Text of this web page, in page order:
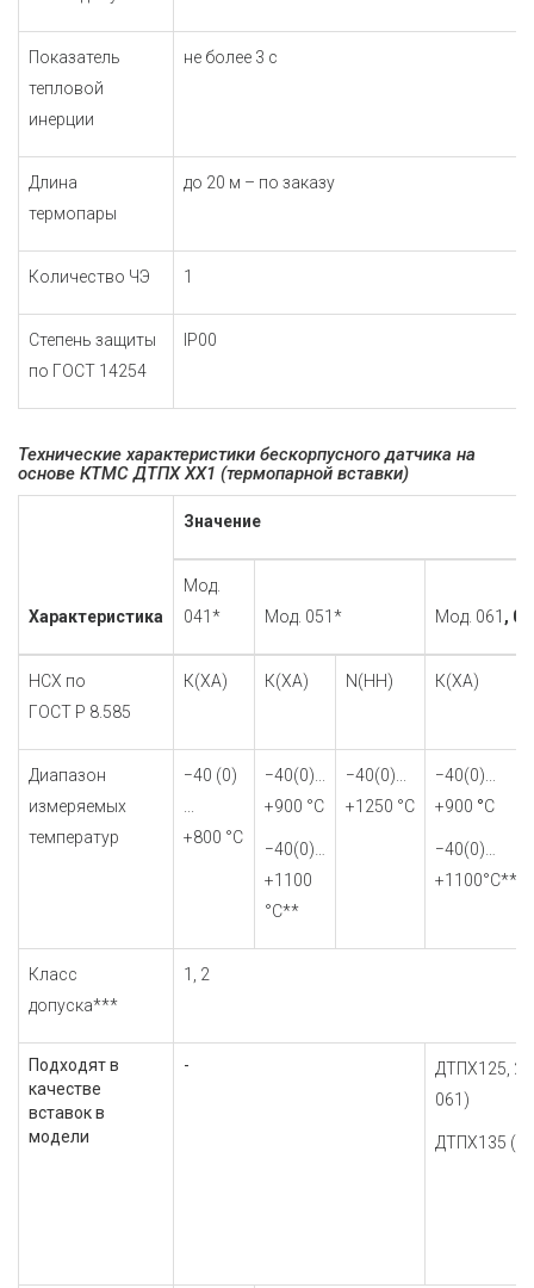
Показатель
тепловой
инерции
не более 3 с
Длина
термопары
до 20 м – по заказу
Количество ЧЭ 1
Степень защиты
по ГОСТ 14254
IP00
Технические характеристики бескорпусного датчика на
основе КТМС ДТПХ ХХ1 (термопарной вставки)
Характеристика
Значение
Мод.
041*
Мод. 051* Мод. 061 ,
НСХ по
ГОСТ Р 8.585
К(ХА) К(ХА) N(НН) К(ХА)
Диапазон
измеряемых
температур
−40 (0)
+800 °С
−40(0)...
+900 °С
−40(0)…
+1100
°С**
−40(0)...
+1250 °С
−40(0)...
+900 °С
−40(0)…
+1100°С**
Класс
допуска***
1, 2
Подходят в
качестве
вставок в
модели
-
ДТПХ125,
061)
ДТПХ135